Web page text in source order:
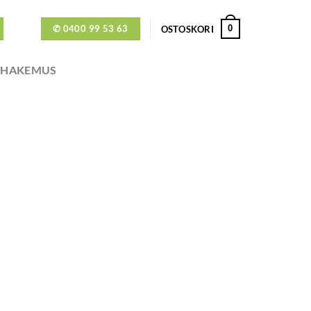
✆ 0400 99 53 63 OSTOSKORI 0